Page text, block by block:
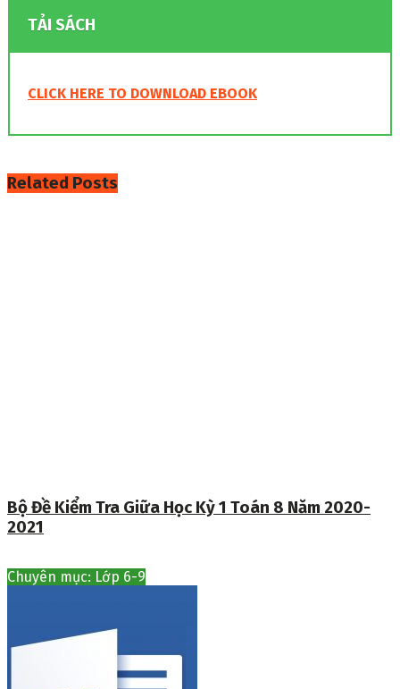
TẢI SÁCH
CLICK HERE TO DOWNLOAD EBOOK
Related Posts
Bộ Đề Kiểm Tra Giữa Học Kỳ 1 Toán 8 Năm 2020-
2021
Chuyên mục: Lớp 6-9